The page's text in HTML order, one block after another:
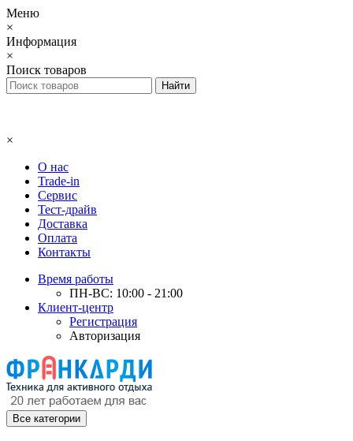
Меню
×
Информация
×
Поиск товаров
×
О нас
Trade-in
Сервис
Тест-драйв
Доставка
Оплата
Контакты
Время работы
ПН-ВС: 10:00 - 21:00
Клиент-центр
Регистрация
Авторизация
Все категории